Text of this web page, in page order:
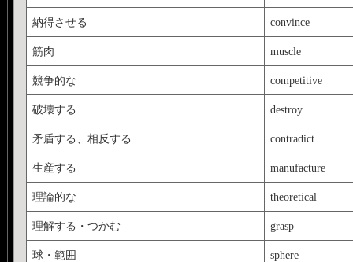
納得させる convince
筋肉 muscle
競争的な competitive
破壊する destroy
矛盾する、相反する contradict
生産する manufacture
理論的な theoretical
理解する・つかむ grasp
球・範囲 sphere